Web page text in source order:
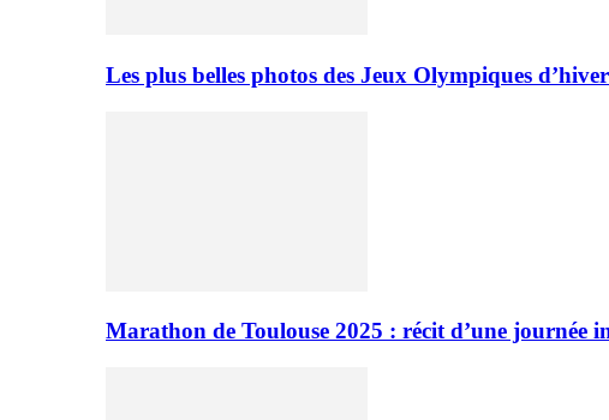
Les plus belles photos des Jeux Olympiques
Marathon de Toulouse 2025 : récit d’une journée